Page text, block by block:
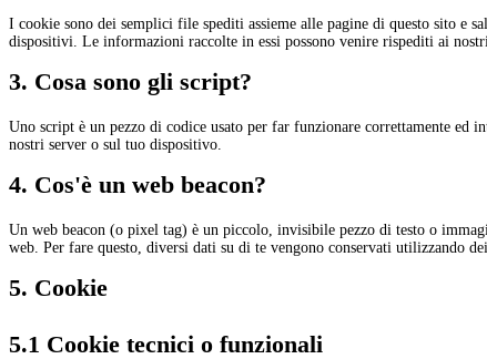
I cookie sono dei semplici file spediti assieme alle pagine di questo sito e
dispositivi. Le informazioni raccolte in essi possono venire rispediti ai
3. Cosa sono gli script?
Uno script è un pezzo di codice usato per far funzionare correttamente ed
nostri server o sul tuo dispositivo.
4. Cos'è un web beacon?
Un web beacon (o pixel tag) è un piccolo, invisibile pezzo di testo o
web. Per fare questo, diversi dati su di te vengono conservati utilizzando dei
5. Cookie
5.1 Cookie tecnici o funzionali